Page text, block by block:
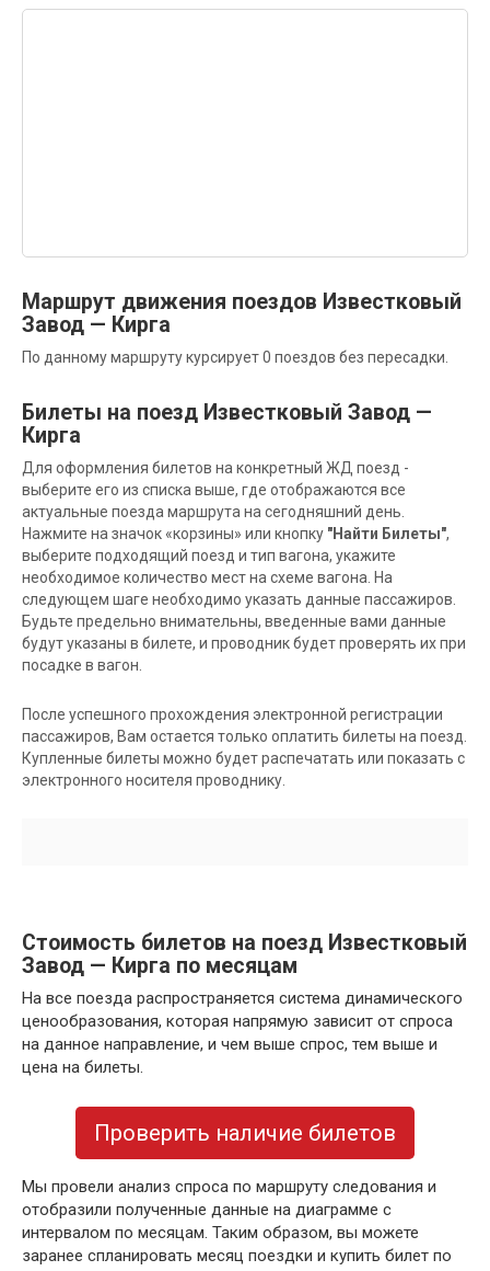
Маршрут движения поездов Известковый
Завод — Кирга
По данному маршруту курсирует 0 поездов без пересадки.
Билеты на поезд Известковый Завод —
Кирга
Для оформления билетов на конкретный ЖД поезд -
выберите его из списка выше, где отображаются все
актуальные поезда маршрута на сегодняшний день.
Нажмите на значок «корзины» или кнопку "Найти Билеты",
выберите подходящий поезд и тип вагона, укажите
необходимое количество мест на схеме вагона. На
следующем шаге необходимо указать данные пассажиров.
Будьте предельно внимательны, введенные вами данные
будут указаны в билете, и проводник будет проверять их при
посадке в вагон.
После успешного прохождения электронной регистрации
пассажиров, Вам остается только оплатить билеты на поезд.
Купленные билеты можно будет распечатать или показать с
электронного носителя проводнику.
Стоимость билетов на поезд Известковый
Завод — Кирга по месяцам
На все поезда распространяется система динамического
ценообразования, которая напрямую зависит от спроса
на данное направление, и чем выше спрос, тем выше и
цена на билеты.
Проверить наличие билетов
Мы провели анализ спроса по маршруту следования и
отобразили полученные данные на диаграмме с
интервалом по месяцам. Таким образом, вы можете
заранее спланировать месяц поездки и купить билет по